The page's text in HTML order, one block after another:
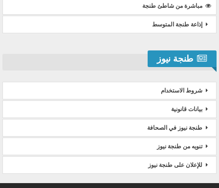
مباشرة من شاطئ طنجة
إذاعة طنجة المتوسط
طنجة نيوز
شروط الاستخدام
بيانات قانونية
طنجة نيوز في الصحافة
تنويه من طنجة نيوز
للإعلان على طنجة نيوز